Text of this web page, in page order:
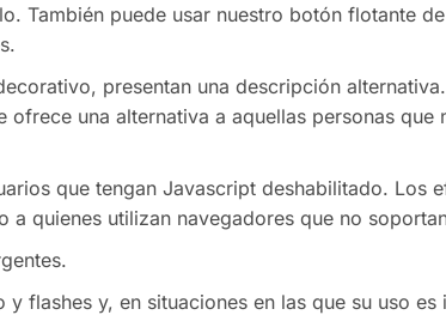
También puede usar nuestro botón flotante
presentan una descripción
una alternativa a aquellas personas que
que tengan Javascript deshabilitado. Los
quienes utilizan navegadores que no
flashes y, en situaciones en las que su uso es